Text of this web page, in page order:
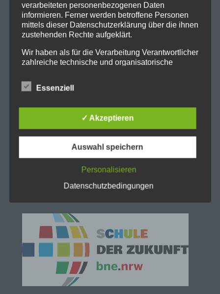
Stadtgymnasium Dortmund
Adresse: Heiliger Weg 25, 44135 Dortmund
Telefon: 0231-50 23 136
eMail: stadt-gymnasium@stadtdo.de
verarbeiteten personenbezogenen Daten
informieren. Ferner werden betroffene Personen
mittels dieser Datenschutzerklärung über die ihnen
zustehenden Rechte aufgeklärt.
Wir haben als für die Verarbeitung Verantwortlicher
zahlreiche technische und organisatorische
lückenlosen Schutz der über diese Internetseite
verarbeiteten personenbezogenen Daten
Sicherheitslücken aufweisen, sodass ein absoluter
Schutz nicht gewährleistet werden kann. Aus
frei, personenbezogene Daten auch auf
alternativen Wegen, beispielsweise telefonisch, an
uns zu übermitteln.
Begrifflichkeiten, die durch den Europäischen
Richtlinien- und Verordnungsgeber beim Erlass
der Datenschutz-Grundverordnung (DS-GVO)
verwendet wurden. Unsere Datenschutzerklärung
soll sowohl für die Öffentlichkeit als auch für
unsere Kunden und Geschäftspartner einfach
lesbar und verständlich sein. Um dies zu
Essenziell
✓ Akzeptieren
Auswahl speichern
Personalisieren
Datenschutzbedingungen